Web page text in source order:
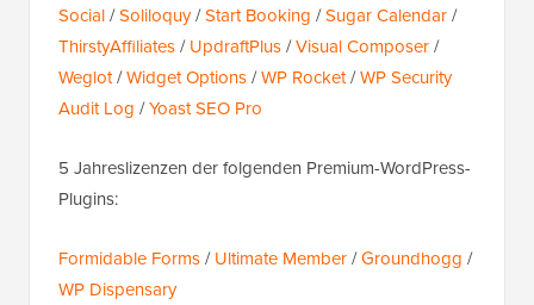
Social/Soliloquy/Start Booking /Sugar Calendar/
ThirstyAffiliates/UpdraftPlus/Visual Composer/
Weglot/Widget Options/WP Rocket/WP Security
Audit Log /Yoast SEO Pro
5 Jahreslizenzen der folgenden Premium-WordPress-
Plugins:
Formidable Forms/Ultimate Member/Groundhogg /
WP Dispensary